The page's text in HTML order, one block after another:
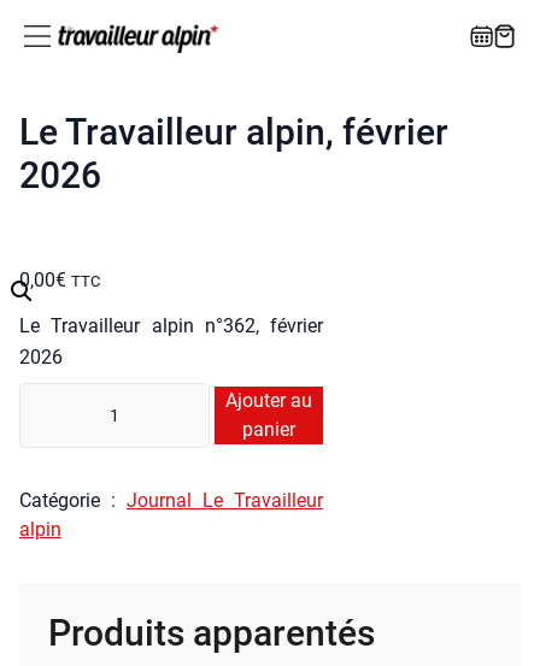
Le Travailleur alpin, février
2026
0,00€ TTC
Le Tra­vailleur alpin n°362, février
2026
té
Le
Tra­
février
Ajouter au
panier
Caté­go­rie : Jour­nal Le Tra­vailleur
alpin
Produits apparentés